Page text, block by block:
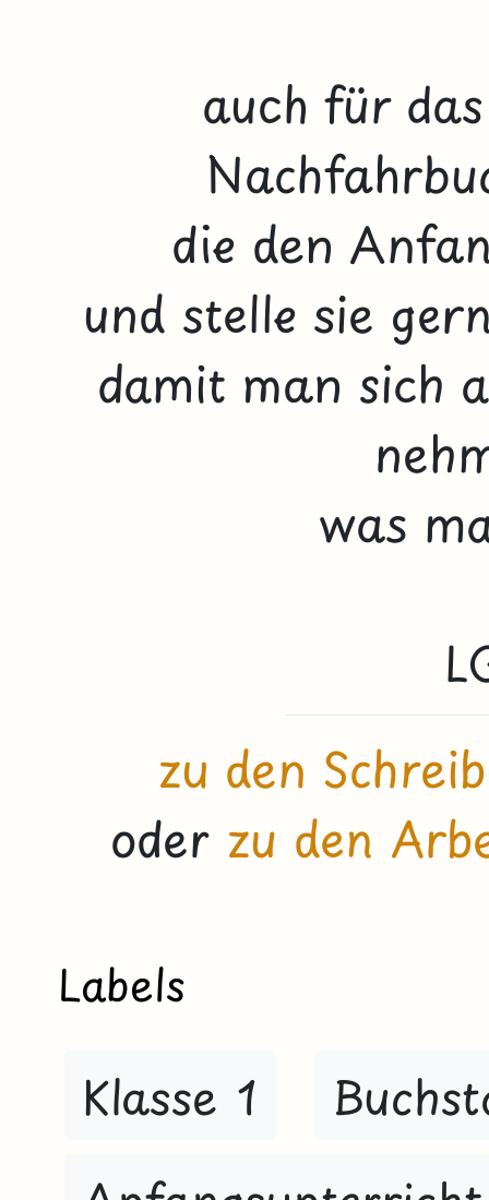
auch für
die den
und stelle sie
damit man sich
was
zu den
oder zu den
Labels
Klasse 1